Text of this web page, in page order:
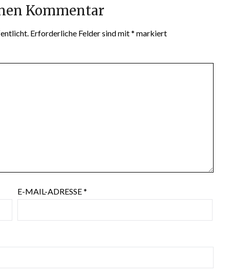
Kommentar
Erforderliche Felder sind mit* markiert
E-MAIL-ADRESSE*